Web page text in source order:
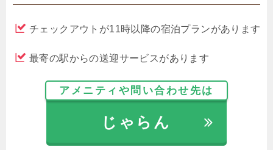
チェックアウトが11時以降の宿泊プランがあります
最寄の駅からの送迎サービスがあります
アメニティや問い合わせ先は
じゃらん